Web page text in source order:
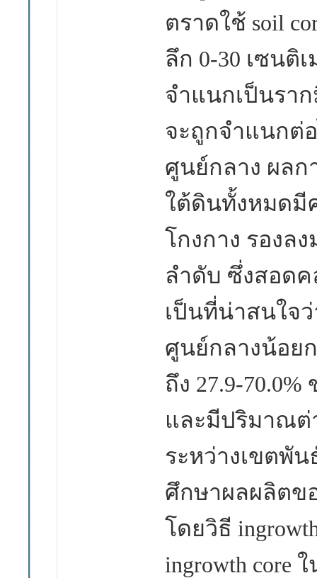
ตราดใช้ soil
ลึก 0-30 เซนติ
จำแนกเป็นรา
จะถูกจำแนกต่
ศูนย์กลาง ผล
ใต้ดินทั้งหมดมี
โกงกาง รองล
ลำดับ ซึ่งสอดค
เป็นที่น่าสนใจ
ศูนย์กลางน้อย
ถึง 27.9-70.0%
และมีปริมาณต่
ระหว่างเขตพั
ศึกษาผลผลิตข
โดยวิธี
ingrowth core